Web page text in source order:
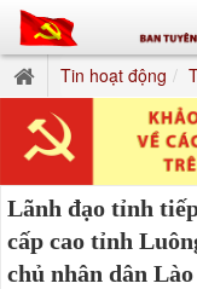
Tin hoạt động
Lãnh đạo tỉnh
cấp cao tỉnh
chủ nhân dân Lào